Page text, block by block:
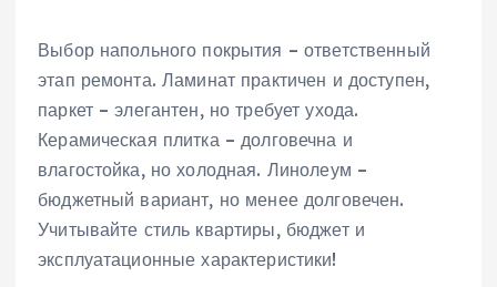
Выбор напольного покрытия – ответственный
этап ремонта. Ламинат практичен и доступен‚
паркет – элегантен‚ но требует ухода.
Керамическая плитка – долговечна и
влагостойка‚ но холодная. Линолеум –
бюджетный вариант‚ но менее долговечен.
Учитывайте стиль квартиры‚ бюджет и
эксплуатационные характеристики!